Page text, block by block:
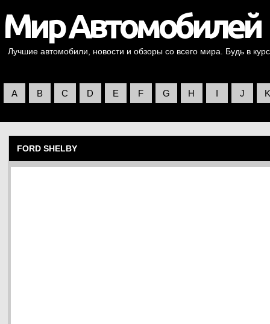
Лучшие автомобили, новости и обзоры со всего мира. Будь в
A B C D E F G H I J K
FORD SHELBY